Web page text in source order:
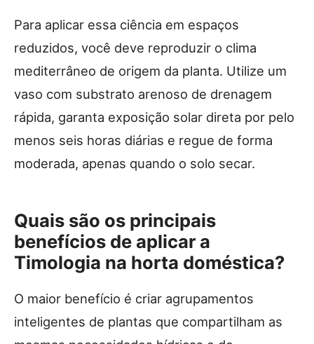
Para aplicar essa ciência em espaços
reduzidos, você deve reproduzir o clima
mediterrâneo de origem da planta. Utilize um
vaso com substrato arenoso de drenagem
rápida, garanta exposição solar direta por pelo
menos seis horas diárias e regue de forma
moderada, apenas quando o solo secar.
Quais são os principais
benefícios de aplicar a
Timologia na horta doméstica?
O maior benefício é criar agrupamentos
inteligentes de plantas que compartilham as